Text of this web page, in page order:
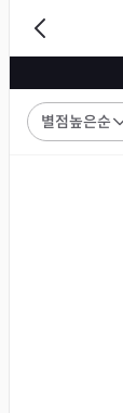
별점높은순